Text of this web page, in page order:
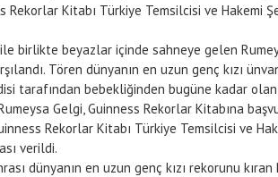
Rekorlar Kitabı Türkiye Temsilcisi ve Hakemi
birlikte beyazlar içinde sahneye gelen
Tören dünyanın en uzun genç kızı
tarafından bebekliğinden bugüne kadar
Gelgi, Guinness Rekorlar Kitabına
Rekorlar Kitabı Türkiye Temsilcisi ve
verildi.
dünyanın en uzun genç kızı rekorunu